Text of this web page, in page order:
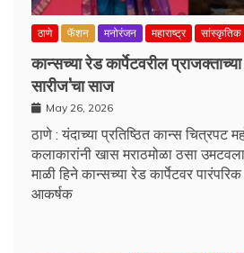
ठाणे फॅशन मनोरंजन महाराष्ट्र सांस्कृतिक
कान्सच्या रेड कार्पेटवरील प्राजक्ताच्या
सारीज’चा साज
May 26, 2026
ठाणे : यंदाच्या प्रतिष्ठित कान्स चित्रपट
कलाकारांनी खास मराठमोळा ठसा
माळी हिने कान्सच्या रेड कार्पेटवर
आकर्षक